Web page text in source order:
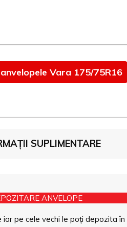
Vara 175/75R16
SUPLIMENTARE
ANVELOPE
pe cele vechi le poți depozita în